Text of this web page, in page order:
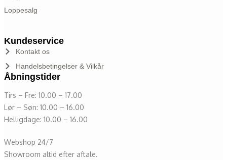
Loppesalg
Kundeservice
Kontakt os
Handelsbetingelser & Vilkår
Åbningstider
Tirs – Fre: 10.00 – 17.00
Lør – Søn: 10.00 – 16.00
Helligdage: 10.00 – 16.00
Webshop 24/7
Showroom altid efter aftale.